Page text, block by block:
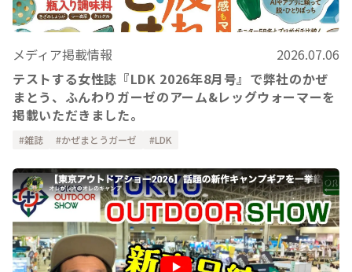
メディア掲載情報
2026.07.06
テストする女性誌『LDK 2026年8月号』で弊社のかぜ
まとう、ふんわりガーゼのアーム&レッグウォーマーを
掲載いただきました。
雑誌 かぜまとうガーゼ LDK